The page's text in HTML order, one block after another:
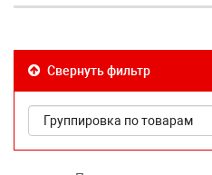
Свернуть фильтр